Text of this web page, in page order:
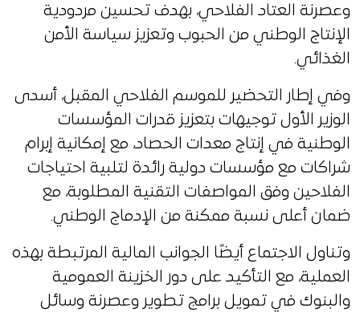
وعصرنة العتاد الفلاحي، بهدف تحسين مردودية
الإنتاج الوطني من الحبوب وتعزيز سياسة الأمن
الغذائي.
وفي إطار التحضير للموسم الفلاحي المقبل، أسدى
الوزير الأول توجيهات بتعزيز قدرات المؤسسات
الوطنية في إنتاج معدات الحصاد، مع إمكانية إبرام
شراكات مع مؤسسات دولية رائدة لتلبية احتياجات
الفلاحين وفق المواصفات التقنية المطلوبة، مع
ضمان أعلى نسبة ممكنة من الإدماج الوطني.
وتناول الاجتماع أيضًا الجوانب المالية المرتبطة بهذه
العملية، مع التأكيد على دور الخزينة العمومية
والبنوك في تمويل برامج تطوير وعصرنة وسائل